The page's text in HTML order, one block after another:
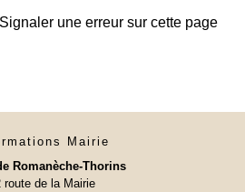
Signaler une erreur sur cette page
Mairie
Romanèche-Thorins
route de la Mairie